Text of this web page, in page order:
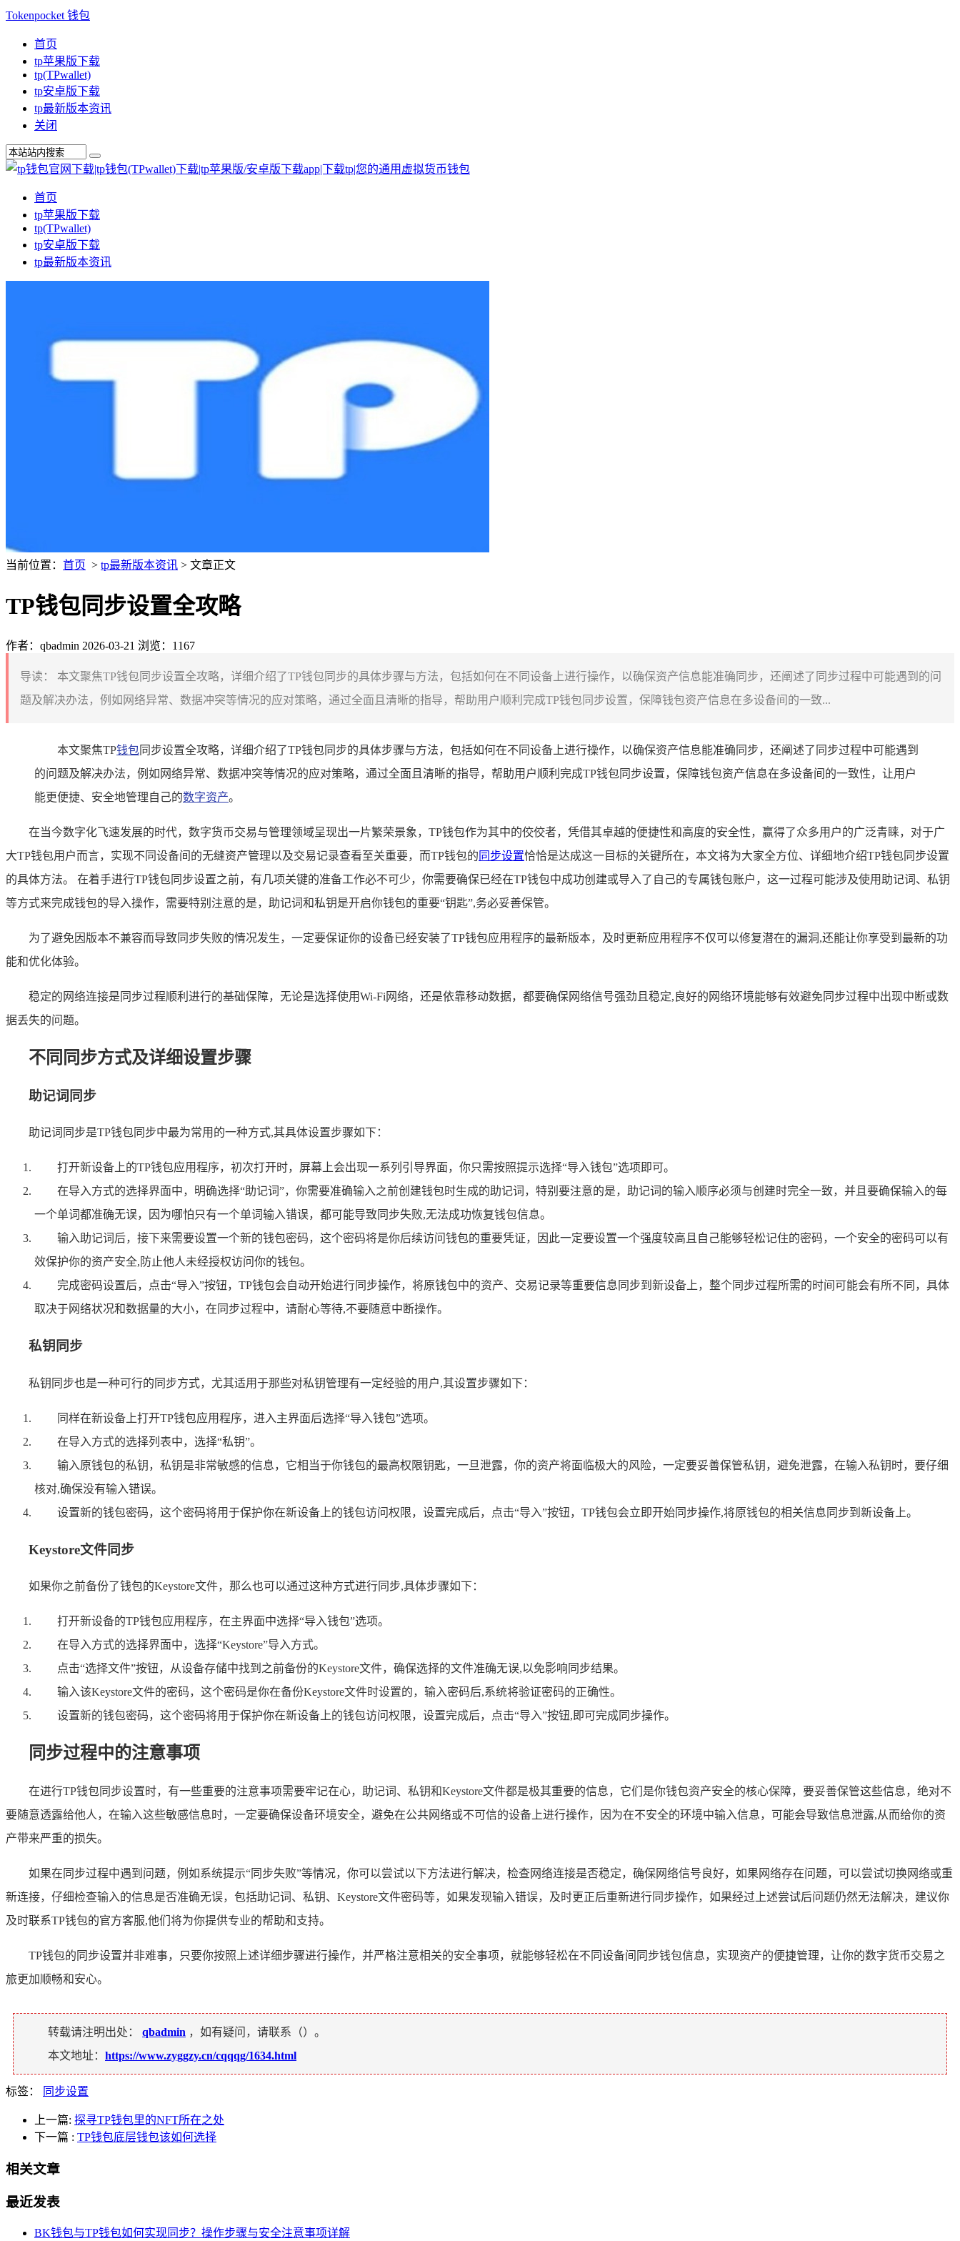
Tokenpocket 钱包
首页
tp苹果版下载
tp(TPwallet)
tp安卓版下载
tp最新版本资讯
关闭
首页
tp苹果版下载
tp(TPwallet)
tp安卓版下载
tp最新版本资讯
当前位置： 首页 > tp最新版本资讯 > 文章正文
TP钱包同步设置全攻略
作者：qbadmin 2026-03-21 浏览：1167
导读：
本文聚焦TP钱包同步设置全攻略，详细介绍了TP钱包同步的具体步骤与方法，包括如何在不同设备上进行操作，以确保资产信息能准确同步，还阐述了同步过程中可能遇到的问
题及解决办法，例如网络异常、数据冲突等情况的应对策略，通过全面且清晰的指导，帮助用户顺利完成TP钱包同步设置，保障钱包资产信息在多设备间的一致...
本文聚焦TP钱包同步设置全攻略，详细介绍了TP钱包同步的具体步骤与方法，包括如何在不同设备上进行操作，以确保资产信息能准确同步，还阐述了同步过程中可能遇到
的问题及解决办法，例如网络异常、数据冲突等情况的应对策略，通过全面且清晰的指导，帮助用户顺利完成TP钱包同步设置，保障钱包资产信息在多设备间的一致性，让用户
能更便捷、安全地管理自己的数字资产。
在当今数字化飞速发展的时代，数字货币交易与管理领域呈现出一片繁荣景象，TP钱包作为其中的佼佼者，凭借其卓越的便捷性和高度的安全性，赢得了众多用户的广泛青睐，对于广
大TP钱包用户而言，实现不同设备间的无缝资产管理以及交易记录查看至关重要，而TP钱包的 同步设置恰恰是达成这一目标的关键所在，本文将为大家全方位、详细地介绍TP钱包同步设置
的具体方法。 在着手进行TP钱包同步设置之前，有几项关键的准备工作必不可少，你需要确保已经在TP钱包中成功创建或导入了自己的专属钱包账户，这一过程可能涉及使用助记词、私钥
等方式来完成钱包的导入操作，需要特别注意的是，助记词和私钥是开启你钱包的重要“钥匙”,务必妥善保管。
为了避免因版本不兼容而导致同步失败的情况发生，一定要保证你的设备已经安装了TP钱包应用程序的最新版本，及时更新应用程序不仅可以修复潜在的漏洞,还能让你享受到最新的功
能和优化体验。
稳定的网络连接是同步过程顺利进行的基础保障，无论是选择使用Wi-Fi网络，还是依靠移动数据，都要确保网络信号强劲且稳定,良好的网络环境能够有效避免同步过程中出现中断或数
据丢失的问题。
不同同步方式及详细设置步骤
助记词同步
助记词同步是TP钱包同步中最为常用的一种方式,其具体设置步骤如下：
打开新设备上的TP钱包应用程序，初次打开时，屏幕上会出现一系列引导界面，你只需按照提示选择“导入钱包”选项即可。
在导入方式的选择界面中，明确选择“助记词”，你需要准确输入之前创建钱包时生成的助记词，特别要注意的是，助记词的输入顺序必须与创建时完全一致，并且要确保输入的每
一个单词都准确无误，因为哪怕只有一个单词输入错误，都可能导致同步失败,无法成功恢复钱包信息。
输入助记词后，接下来需要设置一个新的钱包密码，这个密码将是你后续访问钱包的重要凭证，因此一定要设置一个强度较高且自己能够轻松记住的密码，一个安全的密码可以有
效保护你的资产安全,防止他人未经授权访问你的钱包。
完成密码设置后，点击“导入”按钮，TP钱包会自动开始进行同步操作，将原钱包中的资产、交易记录等重要信息同步到新设备上，整个同步过程所需的时间可能会有所不同，具体
取决于网络状况和数据量的大小，在同步过程中，请耐心等待,不要随意中断操作。
私钥同步
私钥同步也是一种可行的同步方式，尤其适用于那些对私钥管理有一定经验的用户,其设置步骤如下：
同样在新设备上打开TP钱包应用程序，进入主界面后选择“导入钱包”选项。
在导入方式的选择列表中，选择“私钥”。
输入原钱包的私钥，私钥是非常敏感的信息，它相当于你钱包的最高权限钥匙，一旦泄露，你的资产将面临极大的风险，一定要妥善保管私钥，避免泄露，在输入私钥时，要仔细
核对,确保没有输入错误。
设置新的钱包密码，这个密码将用于保护你在新设备上的钱包访问权限，设置完成后，点击“导入”按钮，TP钱包会立即开始同步操作,将原钱包的相关信息同步到新设备上。
Keystore文件同步
如果你之前备份了钱包的Keystore文件，那么也可以通过这种方式进行同步,具体步骤如下：
打开新设备的TP钱包应用程序，在主界面中选择“导入钱包”选项。
在导入方式的选择界面中，选择“Keystore”导入方式。
点击“选择文件”按钮，从设备存储中找到之前备份的Keystore文件，确保选择的文件准确无误,以免影响同步结果。
输入该Keystore文件的密码，这个密码是你在备份Keystore文件时设置的，输入密码后,系统将验证密码的正确性。
设置新的钱包密码，这个密码将用于保护你在新设备上的钱包访问权限，设置完成后，点击“导入”按钮,即可完成同步操作。
同步过程中的注意事项
在进行TP钱包同步设置时，有一些重要的注意事项需要牢记在心，助记词、私钥和Keystore文件都是极其重要的信息，它们是你钱包资产安全的核心保障，要妥善保管这些信息，绝对不
要随意透露给他人，在输入这些敏感信息时，一定要确保设备环境安全，避免在公共网络或不可信的设备上进行操作，因为在不安全的环境中输入信息，可能会导致信息泄露,从而给你的资
产带来严重的损失。
如果在同步过程中遇到问题，例如系统提示“同步失败”等情况，你可以尝试以下方法进行解决，检查网络连接是否稳定，确保网络信号良好，如果网络存在问题，可以尝试切换网络或重
新连接，仔细检查输入的信息是否准确无误，包括助记词、私钥、Keystore文件密码等，如果发现输入错误，及时更正后重新进行同步操作，如果经过上述尝试后问题仍然无法解决，建议你
及时联系TP钱包的官方客服,他们将为你提供专业的帮助和支持。
TP钱包的同步设置并非难事，只要你按照上述详细步骤进行操作，并严格注意相关的安全事项，就能够轻松在不同设备间同步钱包信息，实现资产的便捷管理，让你的数字货币交易之
旅更加顺畅和安心。
转载请注明出处： qbadmin ，如有疑问，请联系（）。
本文地址： https://www.zyggzy.cn/cqqqg/1634.html
标签： 同步设置
上一篇: 探寻TP钱包里的NFT所在之处
下一篇 : TP钱包底层钱包该如何选择
相关文章
最近发表
BK钱包与TP钱包如何实现同步？操作步骤与安全注意事项详解